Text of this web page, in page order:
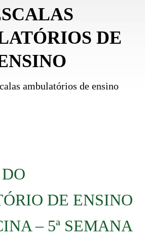
DE
ambulatórios de ensino
DE ENSINO
– 5ª SEMANA